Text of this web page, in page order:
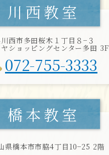
川西教室
西市多田桜木１丁目８−３
ショッピングセンター多田 3F
072-755-3333
橋本教室
県橋本市市脇4丁目10−25 2階